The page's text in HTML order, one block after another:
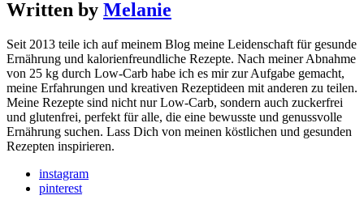
Written by Melanie
Seit 2013 teile ich auf meinem Blog meine Leidenschaft für gesunde
Ernährung und kalorienfreundliche Rezepte. Nach meiner Abnahme
von 25 kg durch Low-Carb habe ich es mir zur Aufgabe gemacht,
meine Erfahrungen und kreativen Rezeptideen mit anderen zu teilen.
Meine Rezepte sind nicht nur Low-Carb, sondern auch zuckerfrei
und glutenfrei, perfekt für alle, die eine bewusste und genussvolle
Ernährung suchen. Lass Dich von meinen köstlichen und gesunden
Rezepten inspirieren.
instagram
pinterest